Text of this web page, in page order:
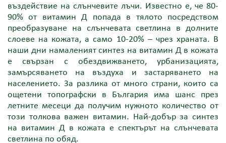
въздействие на слънчевите лъчи. Известно е, че 80-
90% от витамин Д попада в тялото посредством
преобразуване на слънчевата светлина в долните
слоеве на кожата, а само 10-20% – чрез храната. В
наши дни намаленият синтез на витамин Д в кожата
е свързан с обездвижването, урбанизацията,
замърсяването на въздуха и застаряването на
населението. За разлика от много страни, които са
ощетени топографски в България има шанс през
летните месеци да получим нужното количество от
този толкова важен витамин. Най-добър за синтез
на витамин Д в кожата е спектърът на слънчевата
светлина по обяд.